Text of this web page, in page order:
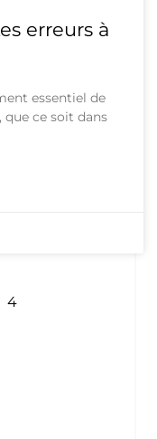
erreurs à
essentiel de
ce soit dans
4